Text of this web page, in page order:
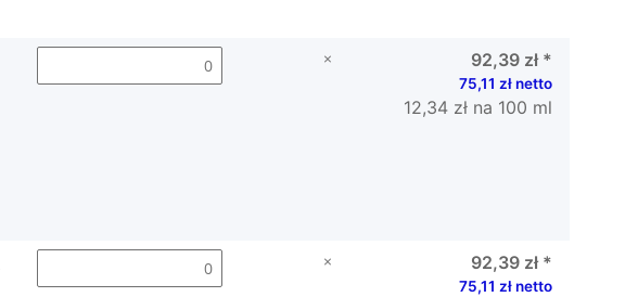
× 92,39 zł *
75,11 zł netto
12,34 zł na 100 ml
× 92,39 zł *
75,11 zł netto